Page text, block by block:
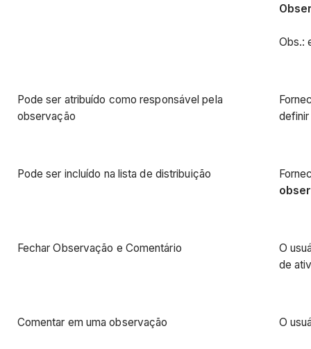
Obs.:
Pode ser atribuído como responsável pela
observação
Pode ser incluído na lista de distribuição
Fechar Observação e Comentário
O
de
Comentar em uma observação O